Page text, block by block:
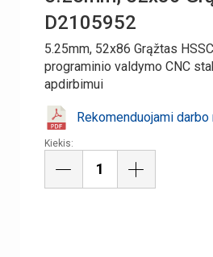
D2105952
5.25mm, 52x86 Grąžtas
programinio valdymo CNC
apdirbimui
Rekomenduojami darbo
Kiekis: